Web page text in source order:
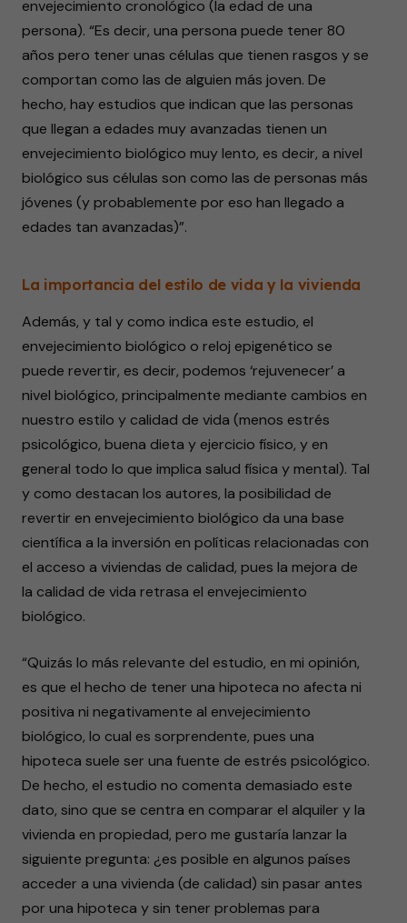
envejecimiento cronológico (la edad de una
persona). “Es decir, una persona puede tener 80
años pero tener unas células que tienen rasgos y se
comportan como las de alguien más joven. De
hecho, hay estudios que indican que las personas
que llegan a edades muy avanzadas tienen un
envejecimiento biológico muy lento, es decir, a nivel
biológico sus células son como las de personas más
jóvenes (y probablemente por eso han llegado a
edades tan avanzadas)”.
La importancia del estilo de vida y la vivienda
Además, y tal y como indica este estudio, el
envejecimiento biológico o reloj epigenético se
puede revertir, es decir, podemos ‘rejuvenecer’ a
nivel biológico, principalmente mediante cambios en
nuestro estilo y calidad de vida (menos estrés
psicológico, buena dieta y ejercicio físico, y en
general todo lo que implica salud física y mental). Tal
y como destacan los autores, la posibilidad de
revertir en envejecimiento biológico da una base
científica a la inversión en políticas relacionadas con
el acceso a viviendas de calidad, pues la mejora de
la calidad de vida retrasa el envejecimiento
biológico.
“Quizás lo más relevante del estudio, en mi opinión,
es que el hecho de tener una hipoteca no afecta ni
positiva ni negativamente al envejecimiento
biológico, lo cual es sorprendente, pues una
hipoteca suele ser una fuente de estrés psicológico.
De hecho, el estudio no comenta demasiado este
dato, sino que se centra en comparar el alquiler y la
vivienda en propiedad, pero me gustaría lanzar la
siguiente pregunta: ¿es posible en algunos países
acceder a una vivienda (de calidad) sin pasar antes
por una hipoteca y sin tener problemas para